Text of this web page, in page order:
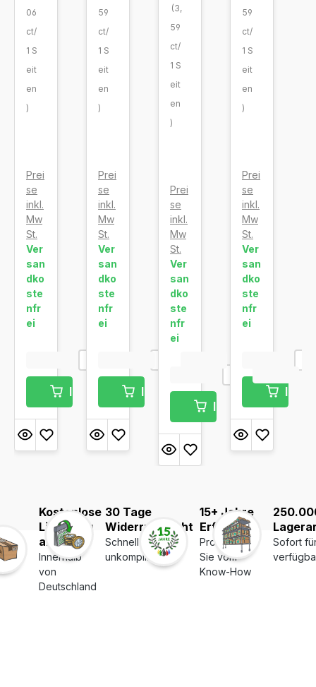
06
ct/
1 S
eit
en
)
Prei
se
inkl.
Mw
St.
Ver
san
dko
ste
nfr
ei
In den Warenkorb
59
ct/
1 S
eit
en
)
Prei
se
inkl.
Mw
St.
Ver
san
dko
ste
nfr
ei
In den Warenkorb
(3,
59
ct/
1 S
eit
en
)
Prei
se
inkl.
Mw
St.
Ver
san
dko
ste
nfr
ei
In den
59
ct/
1 S
eit
en
)
Prei
se
inkl.
Mw
St.
Ver
san
dko
ste
nfr
ei
In
Kostenlose
Lieferung
ab 39€
Innerhalb
von
Deutschland
30 Tage
Widerrufsrecht
Schnell und
unkompliziert
15+ Jahre
Erfahrung
Profitieren
Sie vom
Know-How
Sofort